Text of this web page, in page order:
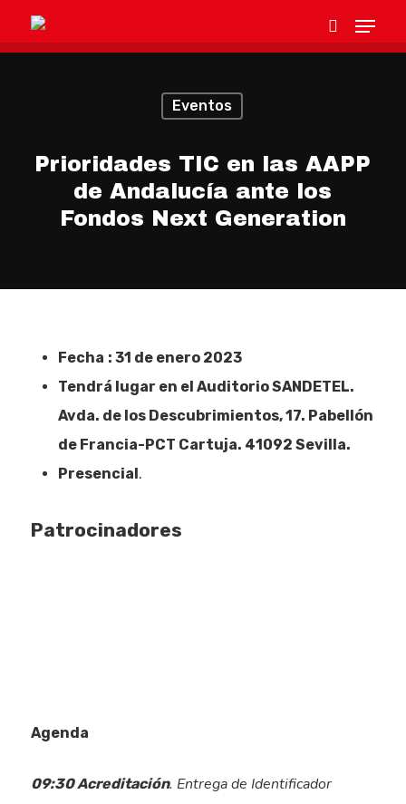
Hit enter to search or ESC to close
Eventos
Prioridades TIC en las AAPP
de Andalucía ante los
Fondos Next Generation
Fecha : 31 de enero 2023
Tendrá lugar en el Auditorio SANDETEL.
Avda. de los Descubrimientos, 17. Pabellón
de Francia-PCT Cartuja. 41092 Sevilla.
Presencial.
Patrocinadores
Agenda
09:30 Acreditación. Entrega de Identificador